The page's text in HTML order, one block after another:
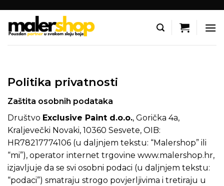
content
Politika privatnosti
Zaštita osobnih podataka
Društvo Exclusive Paint d.o.o., Gorička 4a,
Kraljevečki Novaki, 10360 Sesvete, OIB:
HR78217774106 (u daljnjem tekstu: “Malershop” ili
“mi”), operator internet trgovine www.malershop.hr,
izjavljuje da se svi osobni podaci (u daljnjem tekstu:
“podaci”) smatraju strogo povjerljivima i tretiraju u